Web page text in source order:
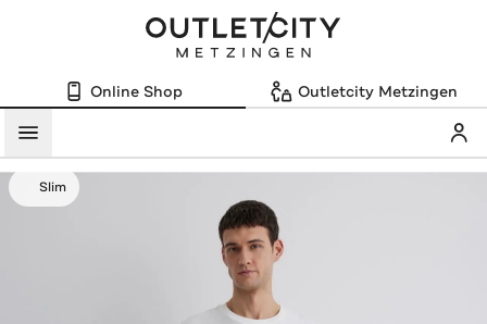
Online Shop Outletcity Metzingen
Menü
Slim